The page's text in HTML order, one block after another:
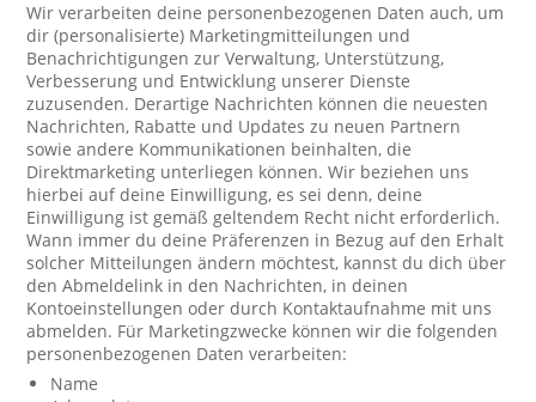
Wir verarbeiten deine personenbezogenen Daten auch, um
dir (personalisierte) Marketingmitteilungen und
Benachrichtigungen zur Verwaltung, Unterstützung,
Verbesserung und Entwicklung unserer Dienste
zuzusenden. Derartige Nachrichten können die neuesten
Nachrichten, Rabatte und Updates zu neuen Partnern
sowie andere Kommunikationen beinhalten, die
Direktmarketing unterliegen können. Wir beziehen uns
hierbei auf deine Einwilligung, es sei denn, deine
Einwilligung ist gemäß geltendem Recht nicht erforderlich.
Wann immer du deine Präferenzen in Bezug auf den Erhalt
solcher Mitteilungen ändern möchtest, kannst du dich über
den Abmeldelink in den Nachrichten, in deinen
Kontoeinstellungen oder durch Kontaktaufnahme mit uns
abmelden. Für Marketingzwecke können wir die folgenden
personenbezogenen Daten verarbeiten:
Name